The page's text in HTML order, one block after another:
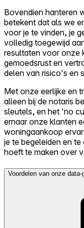
Bovendien hanteren
betekent dat als we
voor je te vinden, je
volledig toegewijd
resultaten voor onze
gemoedsrust en
delen van risico's en
Met onze eerlijke en
alleen bij de notaris
sleutels, en het 'no
ernaar onze klanten
woningaankoop
je te begeleiden en
hoeft te maken over
Voordelen van onze